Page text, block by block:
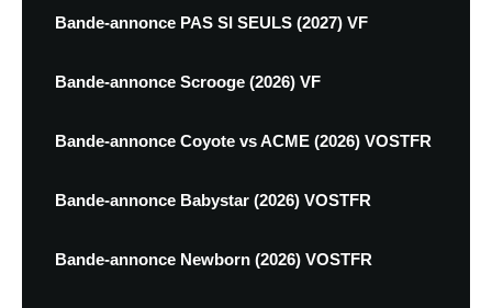
Bande-annonce PAS SI SEULS (2027) VF
Bande-annonce Scrooge (2026) VF
Bande-annonce Coyote vs ACME (2026) VOSTFR
Bande-annonce Babystar (2026) VOSTFR
Bande-annonce Newborn (2026) VOSTFR